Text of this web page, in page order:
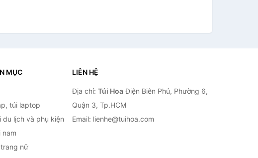
MỤC
túi laptop
du lịch và phụ kiện
nam
nữ
LIÊN HỆ
Địa chỉ: Túi HoaĐiện Biên Phủ, Phường 6,
Quận 3, Tp.HCM
Email: lienhe@tuihoa.com